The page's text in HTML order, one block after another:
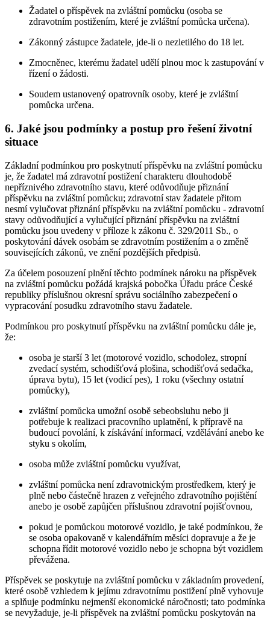
Žadatel o příspěvek na zvláštní pomůcku (osoba se
zdravotním postižením, které je zvláštní pomůcka určena).
Zákonný zástupce žadatele, jde-li o nezletilého do 18 let.
Zmocněnec, kterému žadatel udělí plnou moc k zastupování v
řízení o žádosti.
Soudem ustanovený opatrovník osoby, které je zvláštní
pomůcka určena.
6. Jaké jsou podmínky a postup pro řešení životní
situace
Základní podmínkou pro poskytnutí příspěvku na zvláštní pomůcku
je, že žadatel má zdravotní postižení charakteru dlouhodobě
nepříznivého zdravotního stavu, které odůvodňuje přiznání
příspěvku na zvláštní pomůcku; zdravotní stav žadatele přitom
nesmí vylučovat přiznání příspěvku na zvláštní pomůcku - zdravotní
stavy odůvodňující a vylučující přiznání příspěvku na zvláštní
pomůcku jsou uvedeny v příloze k zákonu č. 329/2011 Sb., o
poskytování dávek osobám se zdravotním postižením a o změně
souvisejících zákonů, ve znění pozdějších předpisů.
Za účelem posouzení plnění těchto podmínek nároku na příspěvek
na zvláštní pomůcku požádá krajská pobočka Úřadu práce České
republiky příslušnou okresní správu sociálního zabezpečení o
vypracování posudku zdravotního stavu žadatele.
Podmínkou pro poskytnutí příspěvku na zvláštní pomůcku dále je,
že:
osoba je starší 3 let (motorové vozidlo, schodolez, stropní
zvedací systém, schodišťová plošina, schodišťová sedačka,
úprava bytu), 15 let (vodicí pes), 1 roku (všechny ostatní
pomůcky),
zvláštní pomůcka umožní osobě sebeobsluhu nebo ji
potřebuje k realizaci pracovního uplatnění, k přípravě na
budoucí povolání, k získávání informací, vzdělávání anebo ke
styku s okolím,
osoba může zvláštní pomůcku využívat,
zvláštní pomůcka není zdravotnickým prostředkem, který je
plně nebo částečně hrazen z veřejného zdravotního pojištění
anebo je osobě zapůjčen příslušnou zdravotní pojišťovnou,
pokud je pomůckou motorové vozidlo, je také podmínkou, že
se osoba opakovaně v kalendářním měsíci dopravuje a že je
schopna řídit motorové vozidlo nebo je schopna být vozidlem
převážena.
Příspěvek se poskytuje na zvláštní pomůcku v základním provedení,
které osobě vzhledem k jejímu zdravotnímu postižení plně vyhovuje
a splňuje podmínku nejmenší ekonomické náročnosti; tato podmínka
se nevyžaduje, je-li příspěvek na zvláštní pomůcku poskytován na